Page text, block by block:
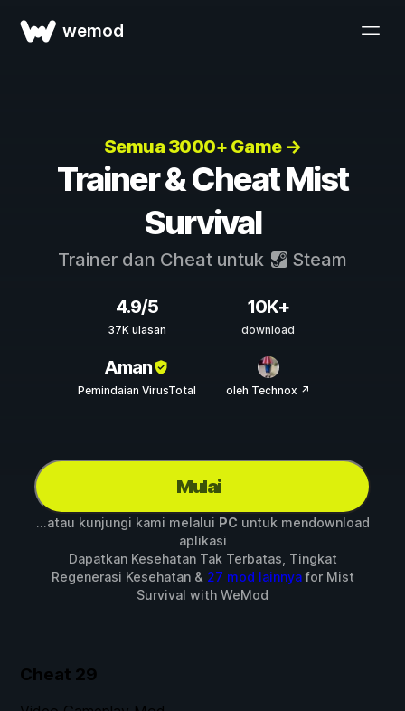
wemod
Semua 3000+ Game →
Trainer & Cheat Mist
Survival
Trainer dan Cheat untuk Steam
4.9/5
37K ulasan
10K+
download
Aman
Pemindaian VirusTotal oleh Technox ↗
Mulai
...atau kunjungi kami melalui PC untuk mendownload
aplikasi
Dapatkan Kesehatan Tak Terbatas, Tingkat
Regenerasi Kesehatan & 27 mod lainnyafor Mist
Survival with WeMod
Cheat 29